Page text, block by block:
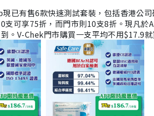
現已有售6款快速測試套裝，包括香港公
支可享75折，而門市則10支8折。現凡
。V-Chek門市購買一支平均不用$17.9